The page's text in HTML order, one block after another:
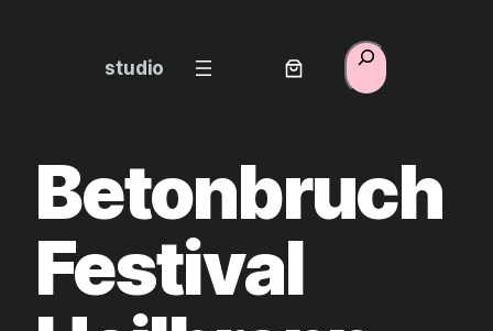
studio
Suchen
Betonbruch
Festival